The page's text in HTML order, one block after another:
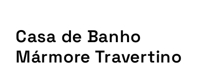
Casa de Banho
Mármore Travertino